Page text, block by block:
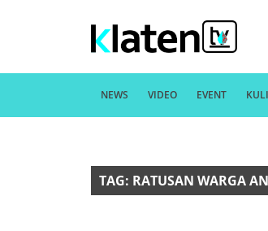
NEWS VIDEO EVENT
TAG: RATUSAN WARGA